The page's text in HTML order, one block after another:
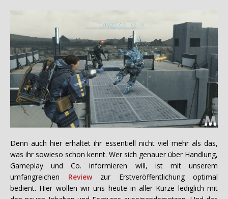
Denn auch hier erhaltet ihr essentiell nicht viel mehr als das,
was ihr sowieso schon kennt. Wer sich genauer über Handlung,
Gameplay und Co. informieren will, ist mit unserem
umfangreichen Reviewzur Erstveröffentlichung optimal
bedient. Hier wollen wir uns heute in aller Kürze lediglich mit